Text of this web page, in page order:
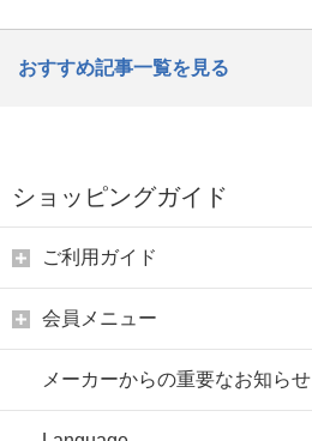
おすすめ記事一覧を見る
ショッピングガイド
ご利用ガイド
会員メニュー
メーカーからの重要なお知らせ